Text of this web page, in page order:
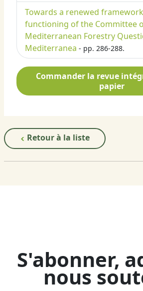
Towards a renewed
functioning of the Committee
Mediterranean Forestry
Mediterranea - pp. 286-288.
Commander la revue
papier
Retour à la liste
S'abonner,
nous